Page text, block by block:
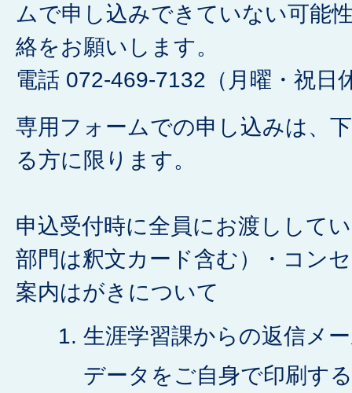
ムで申し込みできていない可能
絡をお願いします。
電話 072-469-7132（月曜・祝日
専用フォームでの申し込みは、
る方に限ります。
申込受付時に全員にお渡しして
部門は釈文カード含む）・コン
案内はがきについて
生涯学習課からの返信メ
データをご自身で印刷する